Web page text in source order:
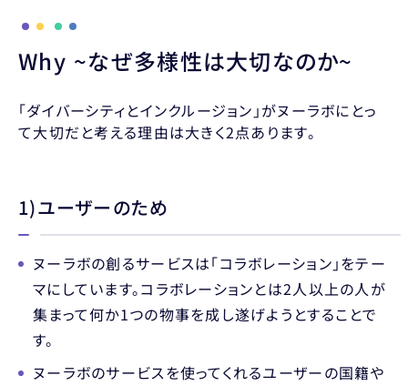
Why ~なぜ多様性は大切なのか~
「ダイバーシティとインクルージョン」がヌーラボにとっ
て大切だと考える理由は大きく2点あります。
1)ユーザーのため
ヌーラボの創るサービスは「コラボレーション」をテー
マにしています。コラボレーションとは2人以上の人が
集まって何か1つの物事を成し遂げようとすることで
す。
ヌーラボのサービスを使ってくれるユーザーの国籍や